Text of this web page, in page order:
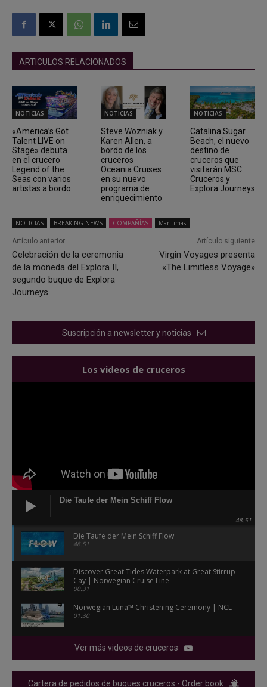
ARTICULOS RELACIONADOS
NOTICIAS
«America’s Got
Talent LIVE on
Stage» debuta
en el crucero
Legend of the
Seas con varios
artistas a bordo
NOTICIAS
Steve Wozniak y
Karen Allen, a
bordo de los
cruceros
Oceania Cruises
en su nuevo
programa de
enriquecimiento
NOTICIAS
Catalina Sugar
Beach, el nuevo
destino de
cruceros que
visitarán MSC
Cruceros y
Explora Journeys
NOTICIAS BREAKING NEWS COMPAÑÍAS Marítimas
Artículo anterior
Celebración de la ceremonia
de la moneda del Explora II,
segundo buque de Explora
Journeys
Artículo siguiente
Virgin Voyages presenta
«The Limitless Voyage»
Suscripción a newsletter y noticias
Los videos de cruceros
Die Taufe der Mein Schiff Flow
48:51
Die Taufe der Mein Schiff Flow
48:51
Discover Great Tides Waterpark at Great Stirrup
Cay | Norwegian Cruise Line
00:31
Norwegian Luna™ Christening Ceremony | NCL
01:30
Ver más videos de cruceros
Cartera de pedidos de buques cruceros - Order book